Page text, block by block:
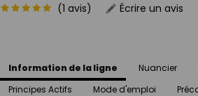
(1 avis) Écrire un avis
Information de la ligne Nuancier
Principes Actifs
Mode d'emploi